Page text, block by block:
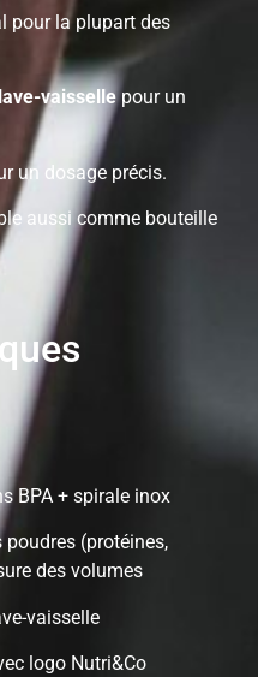
pour la plupart des
vaissellepour un
un dosage précis.
aussi comme bouteille
BPA + spirale inox
(protéines,
des volumes
vaisselle
logo Nutri&Co